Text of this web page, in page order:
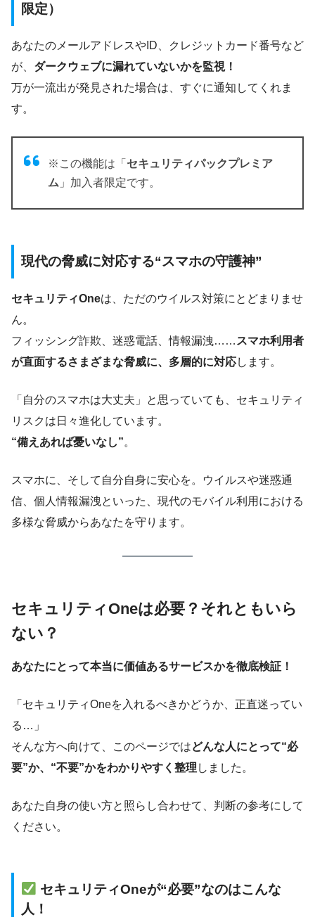
限定）
あなたのメールアドレスやID、クレジットカード番号など
が、 ダークウェブに漏れていないかを監視！
万が一流出が発見された場合は、すぐに通知してくれま
す。
※この機能は「 セキュリティパックプレミア
ム 」加入者限定です。
現代の脅威に対応する“スマホの守護神”
セキュリティOneは、ただのウイルス対策にとどまりませ
ん。
フィッシング詐欺、迷惑電話、情報漏洩…… スマホ利用者
が直面するさまざまな脅威に、多層的に対応します。
「自分のスマホは大丈夫」と思っていても、セキュリティ
リスクは日々進化しています。
“備えあれば憂いなし”。
スマホに、そして自分自身に安心を。ウイルスや迷惑通
信、個人情報漏洩といった、現代のモバイル利用における
多様な脅威からあなたを守ります。
セキュリティOneは必要？それともいら
ない？
あなたにとって本当に価値あるサービスかを徹底検証！
「セキュリティOneを入れるべきかどうか、正直迷ってい
る…」
そんな方へ向けて、このページではどんな人にとって“必
要”か、“不要”かをわかりやすく整理 しました。
あなた自身の使い方と照らし合わせて、判断の参考にして
ください。
セキュリティOneが“必要”なのはこんな
人！